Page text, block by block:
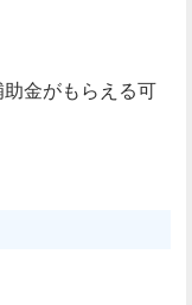
金がもらえる可